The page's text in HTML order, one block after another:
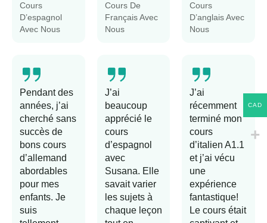
Cours
D’espagnol
Avec Nous
Cours De
Français Avec
Nous
Cours
D’anglais Avec
Nous
Pendant des
années, j’ai
cherché sans
succès de
bons cours
d’allemand
abordables
pour mes
enfants. Je
suis
J’ai
beaucoup
apprécié le
cours
d’espagnol
avec
Susana. Elle
savait varier
les sujets à
chaque leçon
J’ai
récemment
terminé mon
cours
d’italien A1.1
et j’ai vécu
une
expérience
fantastique!
Le cours était
CAD